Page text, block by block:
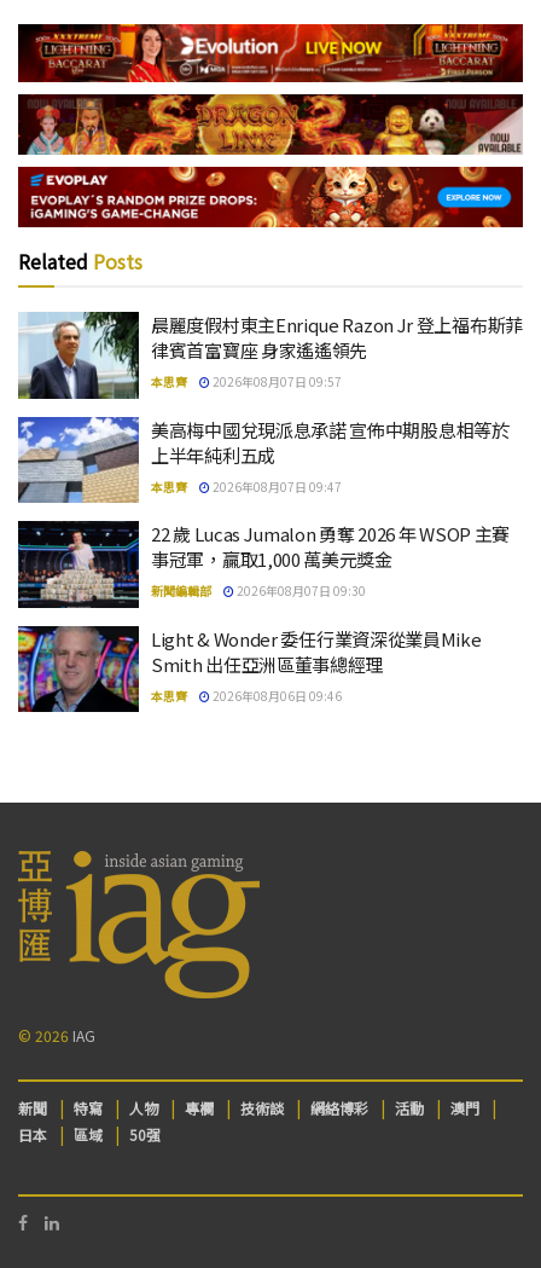
Related Posts
晨麗度假村東主Enrique Razon Jr 登上福布斯菲
律賓首富寶座 身家遙遙領先
本思齊 2026年08月07日 09:57
美高梅中國兌現派息承諾 宣佈中期股息相等於
上半年純利五成
本思齊 2026年08月07日 09:47
22 歲 Lucas Jumalon 勇奪 2026 年 WSOP 主賽
事冠軍，贏取1,000 萬美元獎金
新聞編輯部 2026年08月07日 09:30
Light & Wonder 委任行業資深從業員Mike
Smith 出任亞洲區董事總經理
本思齊 2026年08月06日 09:46
© 2026 IAG
新聞 特寫 人物 專欄 技術談 網絡博彩 活動
澳門
日本
區域 50强